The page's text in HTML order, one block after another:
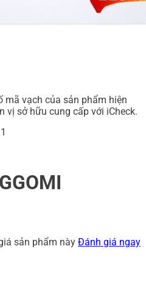
vạch của sản phẩm hiện
vị sở hữu cung cấp với iCheck.
sản phẩm này Đánh giá ngay